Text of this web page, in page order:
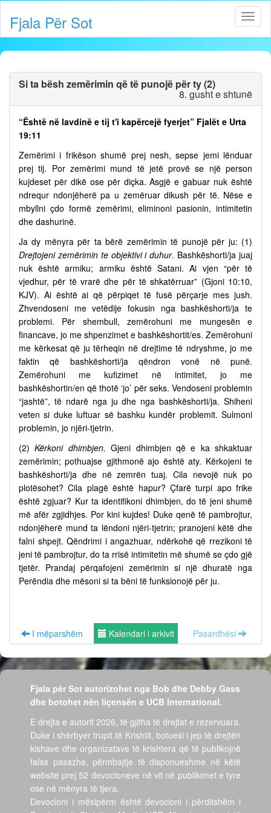
Fjala Për Sot
Si ta bësh zemërimin që të punojë për ty (2)
8. gusht e shtunë
“Është në lavdinë e tij t'i kapërcejë fyerjet” Fjalët e Urta
19:11
Zemërimi i frikëson shumë prej nesh, sepse jemi lënduar
prej tij. Por zemërimi mund të jetë provë se një person
kujdeset për dikë ose për diçka. Asgjë e gabuar nuk është
ndrequr ndonjëherë pa u zemëruar dikush për të. Nëse e
mbyllni çdo formë zemërimi, eliminoni pasionin, intimitetin
dhe dashurinë.
Ja dy mënyra për ta bërë zemërimin të punojë për ju: (1)
Drejtojeni zemërimin te objektivi i duhur. Bashkëshorti/ja juaj
nuk është armiku; armiku është Satani. Ai vjen “për të
vjedhur, për të vrarë dhe për të shkatërruar” (Gjoni 10:10,
KJV). Ai është ai që përpiqet të fusë përçarje mes jush.
Zhvendoseni me vetëdije fokusin nga bashkëshorti/ja te
problemi. Për shembull, zemërohuni me mungesën e
financave, jo me shpenzimet e bashkëshortit/es. Zemërohuni
me kërkesat që ju tërheqin në drejtime të ndryshme, jo me
faktin që bashkëshorti/ja qëndron vonë në punë.
Zemërohuni me kufizimet në intimitet, jo me
bashkëshortin/en që thotë ‘jo’ për seks. Vendoseni problemin
“jashtë”, të ndarë nga ju dhe nga bashkëshorti/ja. Shiheni
veten si duke luftuar së bashku kundër problemit. Sulmoni
problemin, jo njëri-tjetrin.
(2)Kërkoni dhimbjen. Gjeni dhimbjen që e ka shkaktuar
zemërimin; pothuajse gjithmonë ajo është aty. Kërkojeni te
bashkëshorti/ja dhe në zemrën tuaj. Cila nevojë nuk po
plotësohet? Cila plagë është hapur? Çfarë turpi apo frike
është zgjuar? Kur ta identifikoni dhimbjen, do të jeni shumë
më afër zgjidhjes. Por kini kujdes! Duke qenë të pambrojtur,
ndonjëherë mund ta lëndoni njëri-tjetrin; pranojeni këtë dhe
falni shpejt. Qëndrimi i angazhuar, ndërkohë që rrezikoni të
jeni të pambrojtur, do ta rrisë intimitetin më shumë se çdo gjë
tjetër. Prandaj përqafojeni zemërimin si një dhuratë nga
Perëndia dhe mësoni si ta bëni të funksionojë për ju.
I mëparshëm Kalendari i arkivit Pasardhësi
Fjala për Sot autorizohet nga Bob dhe Debby Gass
dhe botohet nën liçensën e UCB International.
E drejta e autorit 2026, të gjitha të drejtat e rezervuara.
Duke i shërbyer trupit të Krishtit, botuesi i jep të drejtën
kishave dhe organizatave të krishtera që të publikojnë
falas pasazhe, përmbajtje të disponueshme në këtë
website prej 52 devocioneve në vit në publikimet e tyre
ose në mënyra të tjera.
Devocioni i mësipërm është devocioni i përditshëm i